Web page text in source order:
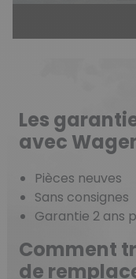
Les
avec
Pièces neuves
Sans consignes
Garantie 2 ans
Comment
de